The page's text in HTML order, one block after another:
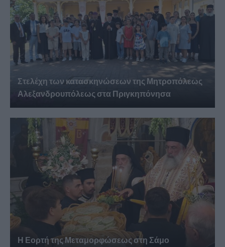
Στελέχη των κατασκηνώσεων της Μητροπόλεως
Αλεξανδρουπόλεως στα Πριγκηπόνησα
Η Εορτή της Μεταμορφώσεως στη Σάμο